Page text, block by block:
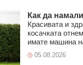
Как да
Красивата и
косачката
имате машина
05.08.2026